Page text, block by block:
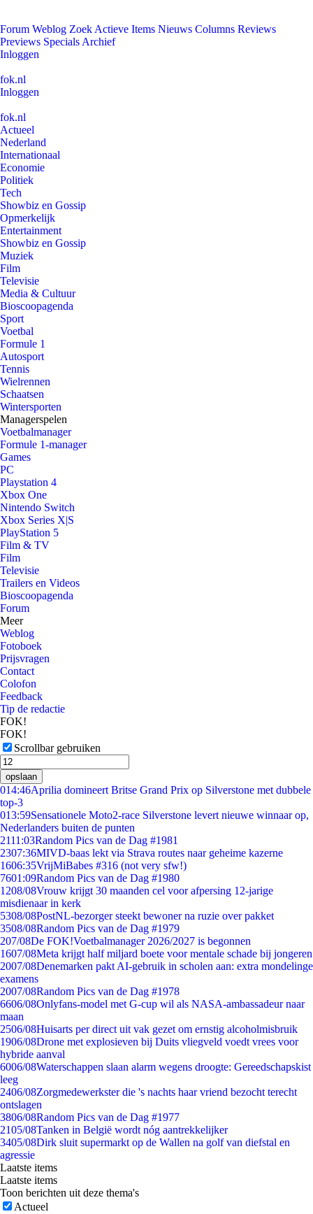
Forum Weblog Zoek Actieve Items Nieuws Columns Reviews
Previews Specials Archief
Inloggen
fok.nl
Inloggen
fok.nl
Actueel
Nederland
Internationaal
Economie
Politiek
Tech
Showbiz en Gossip
Opmerkelijk
Entertainment
Showbiz en Gossip
Muziek
Film
Televisie
Media & Cultuur
Bioscoopagenda
Sport
Voetbal
Formule 1
Autosport
Tennis
Wielrennen
Schaatsen
Wintersporten
Managerspelen
Voetbalmanager
Formule 1-manager
Games
PC
Playstation 4
Xbox One
Nintendo Switch
Xbox Series X|S
PlayStation 5
Film & TV
Film
Televisie
Trailers en Videos
Bioscoopagenda
Forum
Meer
Weblog
Fotoboek
Prijsvragen
Contact
Colofon
Feedback
Tip de redactie
FOK!
FOK!
Scrollbar gebruiken
opslaan
014:46Aprilia domineert Britse Grand Prix op Silverstone met dubbele
top-3
013:59Sensationele Moto2-race Silverstone levert nieuwe winnaar op,
Nederlanders buiten de punten
2111:03Random Pics van de Dag #1981
2307:36MIVD-baas lekt via Strava routes naar geheime kazerne
1606:35VrijMiBabes #316 (not very sfw!)
7601:09Random Pics van de Dag #1980
1208/08Vrouw krijgt 30 maanden cel voor afpersing 12-jarige
misdienaar in kerk
5308/08PostNL-bezorger steekt bewoner na ruzie over pakket
3508/08Random Pics van de Dag #1979
207/08De FOK!Voetbalmanager 2026/2027 is begonnen
1607/08Meta krijgt half miljard boete voor mentale schade bij jongeren
2007/08Denemarken pakt AI-gebruik in scholen aan: extra mondelinge
examens
2007/08Random Pics van de Dag #1978
6606/08Onlyfans-model met G-cup wil als NASA-ambassadeur naar
maan
2506/08Huisarts per direct uit vak gezet om ernstig alcoholmisbruik
1906/08Drone met explosieven bij Duits vliegveld voedt vrees voor
hybride aanval
6006/08Waterschappen slaan alarm wegens droogte: Gereedschapskist
leeg
2406/08Zorgmedewerkster die 's nachts haar vriend bezocht terecht
ontslagen
3806/08Random Pics van de Dag #1977
2105/08Tanken in België wordt nóg aantrekkelijker
3405/08Dirk sluit supermarkt op de Wallen na golf van diefstal en
agressie
Laatste items
Laatste items
Toon berichten uit deze thema's
Actueel